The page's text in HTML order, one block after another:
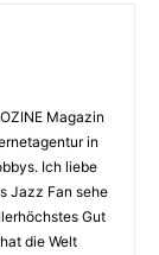
Magazin
in
Ich liebe
Jazz Fan sehe
Gut
die Welt